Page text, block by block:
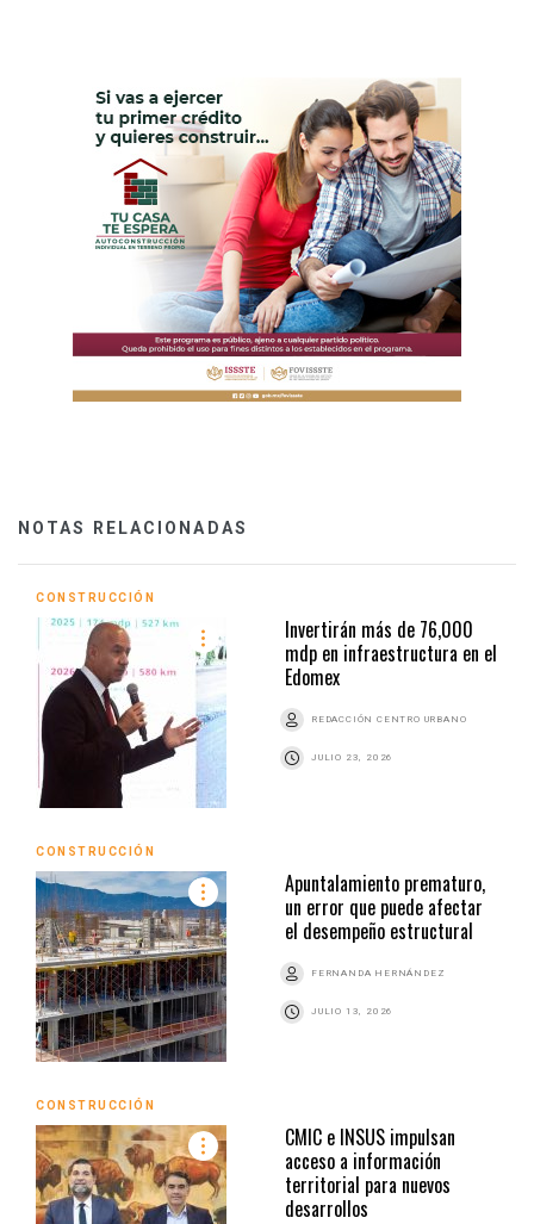
NOTAS RELACIONADAS
CONSTRUCCIÓN
Invertirán más de 76,000
mdp en infraestructura en el
Edomex
REDACCIÓN CENTRO URBANO
JULIO 23, 2026
CONSTRUCCIÓN
Apuntalamiento prematuro,
un error que puede afectar
el desempeño estructural
FERNANDA HERNÁNDEZ
JULIO 13, 2026
CONSTRUCCIÓN
CMIC e INSUS impulsan
acceso a información
territorial para nuevos
desarrollos